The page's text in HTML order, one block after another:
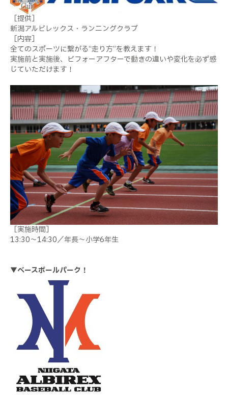
［提供］
新潟アルビレックス・ランニングクラブ
［内容］
全てのスポーツに繋がる“走り方”を教えます！
実施前と実施後、ビフォーアフターで動きの違いや変化を必ず感
じていただけます！
［実施時間］
13:30～14:30／年長～小学6年生
▼ベースボールパーク！